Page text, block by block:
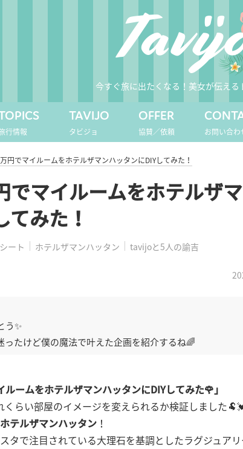
今すぐ旅に出たくなる！美女が伝える
行情報
TAVIJO
タビジョ
OFFER
協賛／依頼 お問い合わ
円でマイルームをホテルザマンハッタンにDIYしてみた！
でマイルームをホテルザ
てみた！
ート ホテルザマンハッタン tavijoと5人の諭吉
う✨
たけど僕の魔法で叶えた企画を紹介するね🌈
ルームをホテルザマンハッタンにDIYしてみた🌹」
くらい部屋のイメージを変えられるか検証しました
ホテルザマンハッタン ！
タで注目されている大理石を基調としたラグジュア